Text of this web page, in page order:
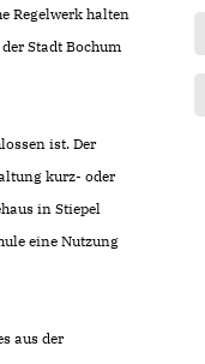
Regelwerk halten
Stadt Bochum
ist. Der
kurz- oder
in Stiepel
eine Nutzung
aus der